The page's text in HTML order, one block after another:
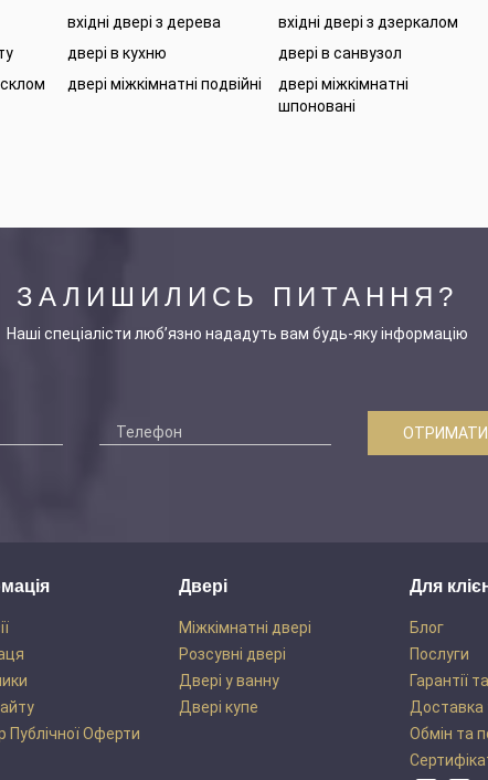
вхідні двері з дерева вхідні двері з дзеркалом
двері в кухню двері в санвузол
склом двері міжкімнатні подвійні
двері міжкімнатні
шпоновані
ЗАЛИШИЛИСЬ ПИТАННЯ?
Наші спеціалісти люб’язно нададуть вам будь-яку інформацію
ОТРИМАТИ
Публічної Оферти
Двері
Міжкімнатні двері
Розсувні двері
Двері у ванну
Двері купе
Для
Блог
Послуги
Гарантії
Доставка
Обмін та